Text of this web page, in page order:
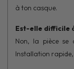
à ton casque.
Est-elle difficile
Non, la pièce se
Installation